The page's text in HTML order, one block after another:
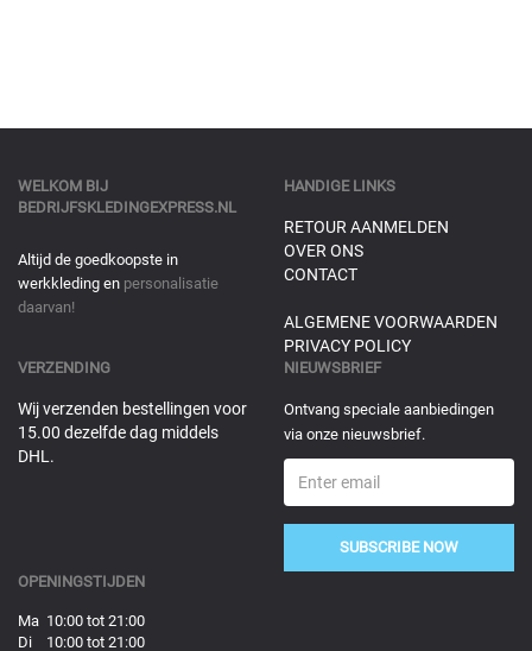
WELKOM BIJ
BEDRIJFSKLEDINGEXPRESS.NL
Altijd de goedkoopste in
werkkleding en personalisatie
daarvan!
HANDIGE LINKS
RETOUR AANMELDEN
OVER ONS
CONTACT
ALGEMENE VOORWAARDEN
PRIVACY POLICY
VERZENDING
Wij verzenden bestellingen voor
15.00 dezelfde dag middels
DHL.
NIEUWSBRIEF
Ontvang speciale aanbiedingen
via onze nieuwsbrief.
SUBSCRIBE NOW
OPENINGSTIJDEN
Ma 10:00 tot 21:00
Di 10:00 tot 21:00